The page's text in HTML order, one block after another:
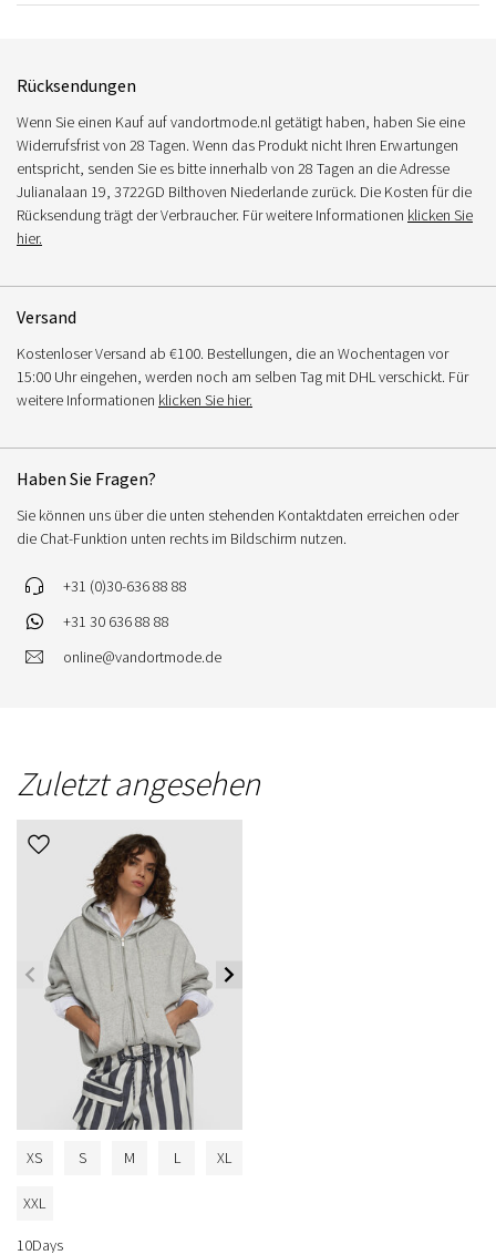
Rücksendungen
Wenn Sie einen Kauf auf vandortmode.nl getätigt haben, haben Sie eine
Widerrufsfrist von 28 Tagen. Wenn das Produkt nicht Ihren Erwartungen
entspricht, senden Sie es bitte innerhalb von 28 Tagen an die Adresse
Julianalaan 19, 3722GD Bilthoven Niederlande zurück. Die Kosten für die
Rücksendung trägt der Verbraucher. Für weitere Informationen klicken Sie
hier.
Versand
Kostenloser Versand ab €100. Bestellungen, die an Wochentagen vor
15:00 Uhr eingehen, werden noch am selben Tag mit DHL verschickt. Für
weitere Informationen klicken Sie hier.
Haben Sie Fragen?
Sie können uns über die unten stehenden Kontaktdaten erreichen oder
die Chat-Funktion unten rechts im Bildschirm nutzen.
+31 (0)30-636 88 88
+31 30 636 88 88
online@vandortmode.de
Zuletzt angesehen
XS S M L XL
XXL
10Days